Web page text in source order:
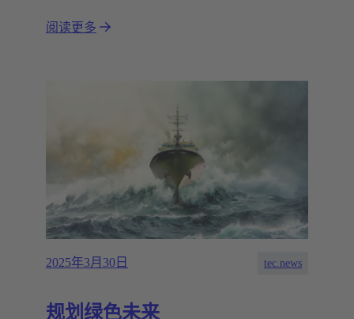
阅读更多
2025年3月30日 tec.news
规划绿色未来